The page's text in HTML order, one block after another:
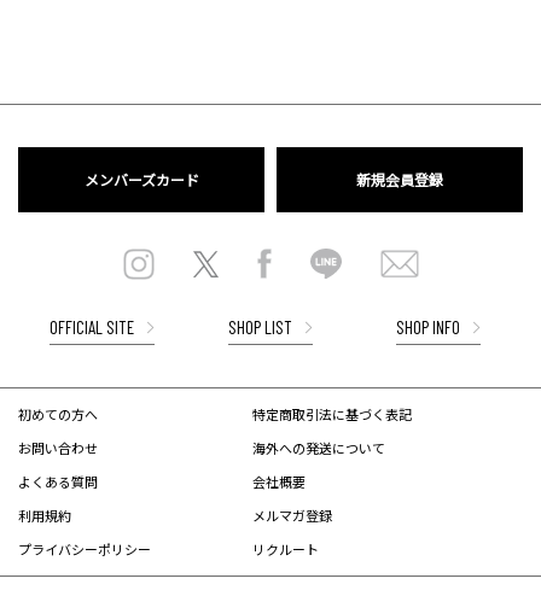
メンバーズカード 新規会員登録
OFFICIAL SITE SHOP LIST SHOP INFO
初めての方へ
お問い合わせ
よくある質問
利用規約
プライバシーポリシー
特定商取引法に基づく表記
海外への発送について
会社概要
メルマガ登録
リクルート